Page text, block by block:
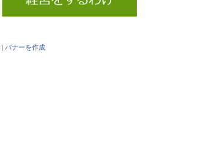
| バナーを作成